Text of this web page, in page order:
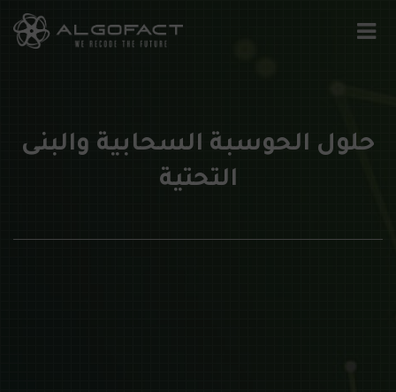
حلول الحوسبة السحابية والبنى
التحتية